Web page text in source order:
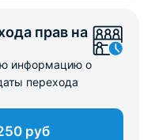
прав на
информацию о
перехода
руб